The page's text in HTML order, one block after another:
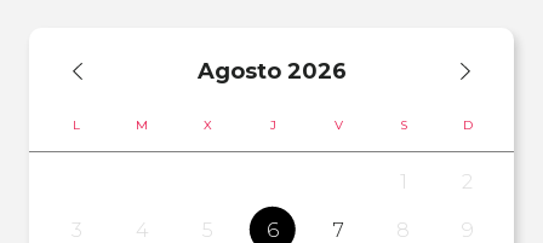
Agosto 2026
L M X J V S D
1
2
3
4 5 6 7 8
9